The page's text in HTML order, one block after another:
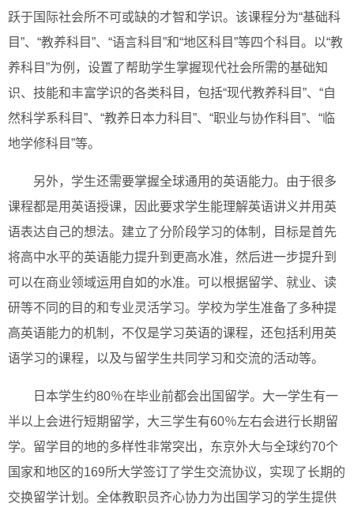
跃于国际社会所不可或缺的才智和学识。该课程分为“基础科
目”、“教养科目”、“语言科目”和“地区科目”等四个科目。以“教
养科目”为例，设置了帮助学生掌握现代社会所需的基础知
识、技能和丰富学识的各类科目，包括“现代教养科目”、“自
然科学系科目”、“教养日本力科目”、“职业与协作科目”、“临
地学修科目”等。
另外，学生还需要掌握全球通用的英语能力。由于很多
课程都是用英语授课，因此要求学生能理解英语讲义并用英
语表达自己的想法。建立了分阶段学习的体制，目标是首先
将高中水平的英语能力提升到更高水准，然后进一步提升到
可以在商业领域运用自如的水准。可以根据留学、就业、读
研等不同的目的和专业灵活学习。学校为学生准备了多种提
高英语能力的机制，不仅是学习英语的课程，还包括利用英
语学习的课程，以及与留学生共同学习和交流的活动等。
日本学生约80％在毕业前都会出国留学。大一学生有一
半以上会进行短期留学，大三学生有60％左右会进行长期留
学。留学目的地的多样性非常突出，东京外大与全球约70个
国家和地区的169所大学签订了学生交流协议，实现了长期的
交换留学计划。全体教职员齐心协力为出国学习的学生提供